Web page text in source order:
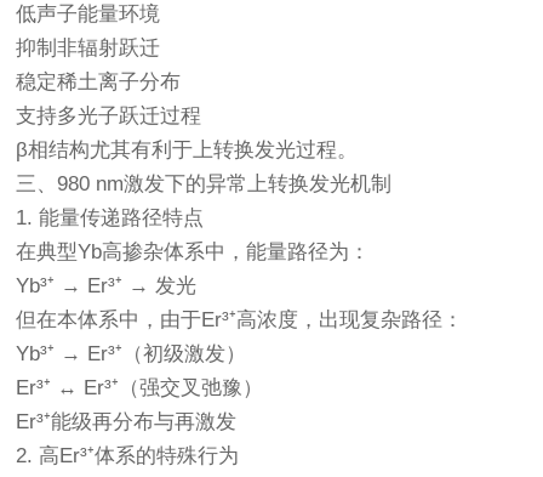
低声子能量环境
抑制非辐射跃迁
稳定稀土离子分布
支持多光子跃迁过程
β相结构尤其有利于上转换发光过程。
三、980 nm激发下的异常上转换发光机制
1. 能量传递路径特点
在典型Yb高掺杂体系中，能量路径为：
Yb³⁺ → Er³⁺ → 发光
但在本体系中，由于Er³⁺高浓度，出现复杂路径：
Yb³⁺ → Er³⁺（初级激发）
Er³⁺ ↔ Er³⁺（强交叉弛豫）
Er³⁺能级再分布与再激发
2. 高Er³⁺体系的特殊行为